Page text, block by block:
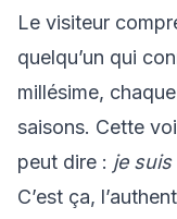
Le visiteur
quelqu’un qui
millésime,
saisons. Cette
peut dire : je suis
C’est ça,